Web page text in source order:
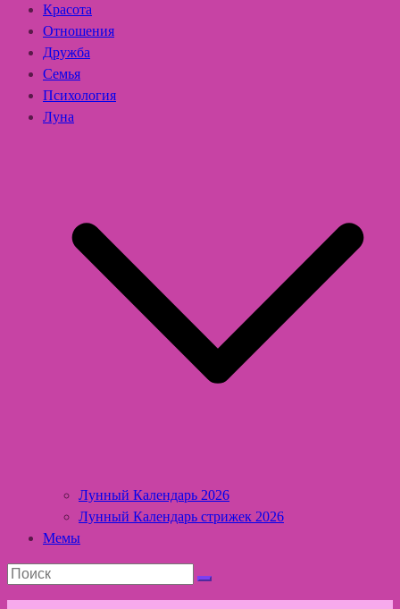
Красота
Отношения
Дружба
Семья
Психология
Луна
Лунный Календарь 2026
Лунный Календарь стрижек 2026
Мемы